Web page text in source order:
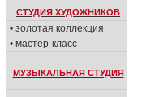
СТУДИЯ ХУДОЖНИКОВ
• золотая коллекция
• мастер-класс
МУЗЫКАЛЬНАЯ СТУДИЯ